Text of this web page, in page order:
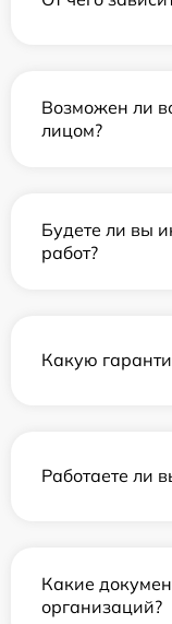
Возможен ли
лицом?
Будете ли вы
работ?
Какую
Работаете ли
Какие
организаций?